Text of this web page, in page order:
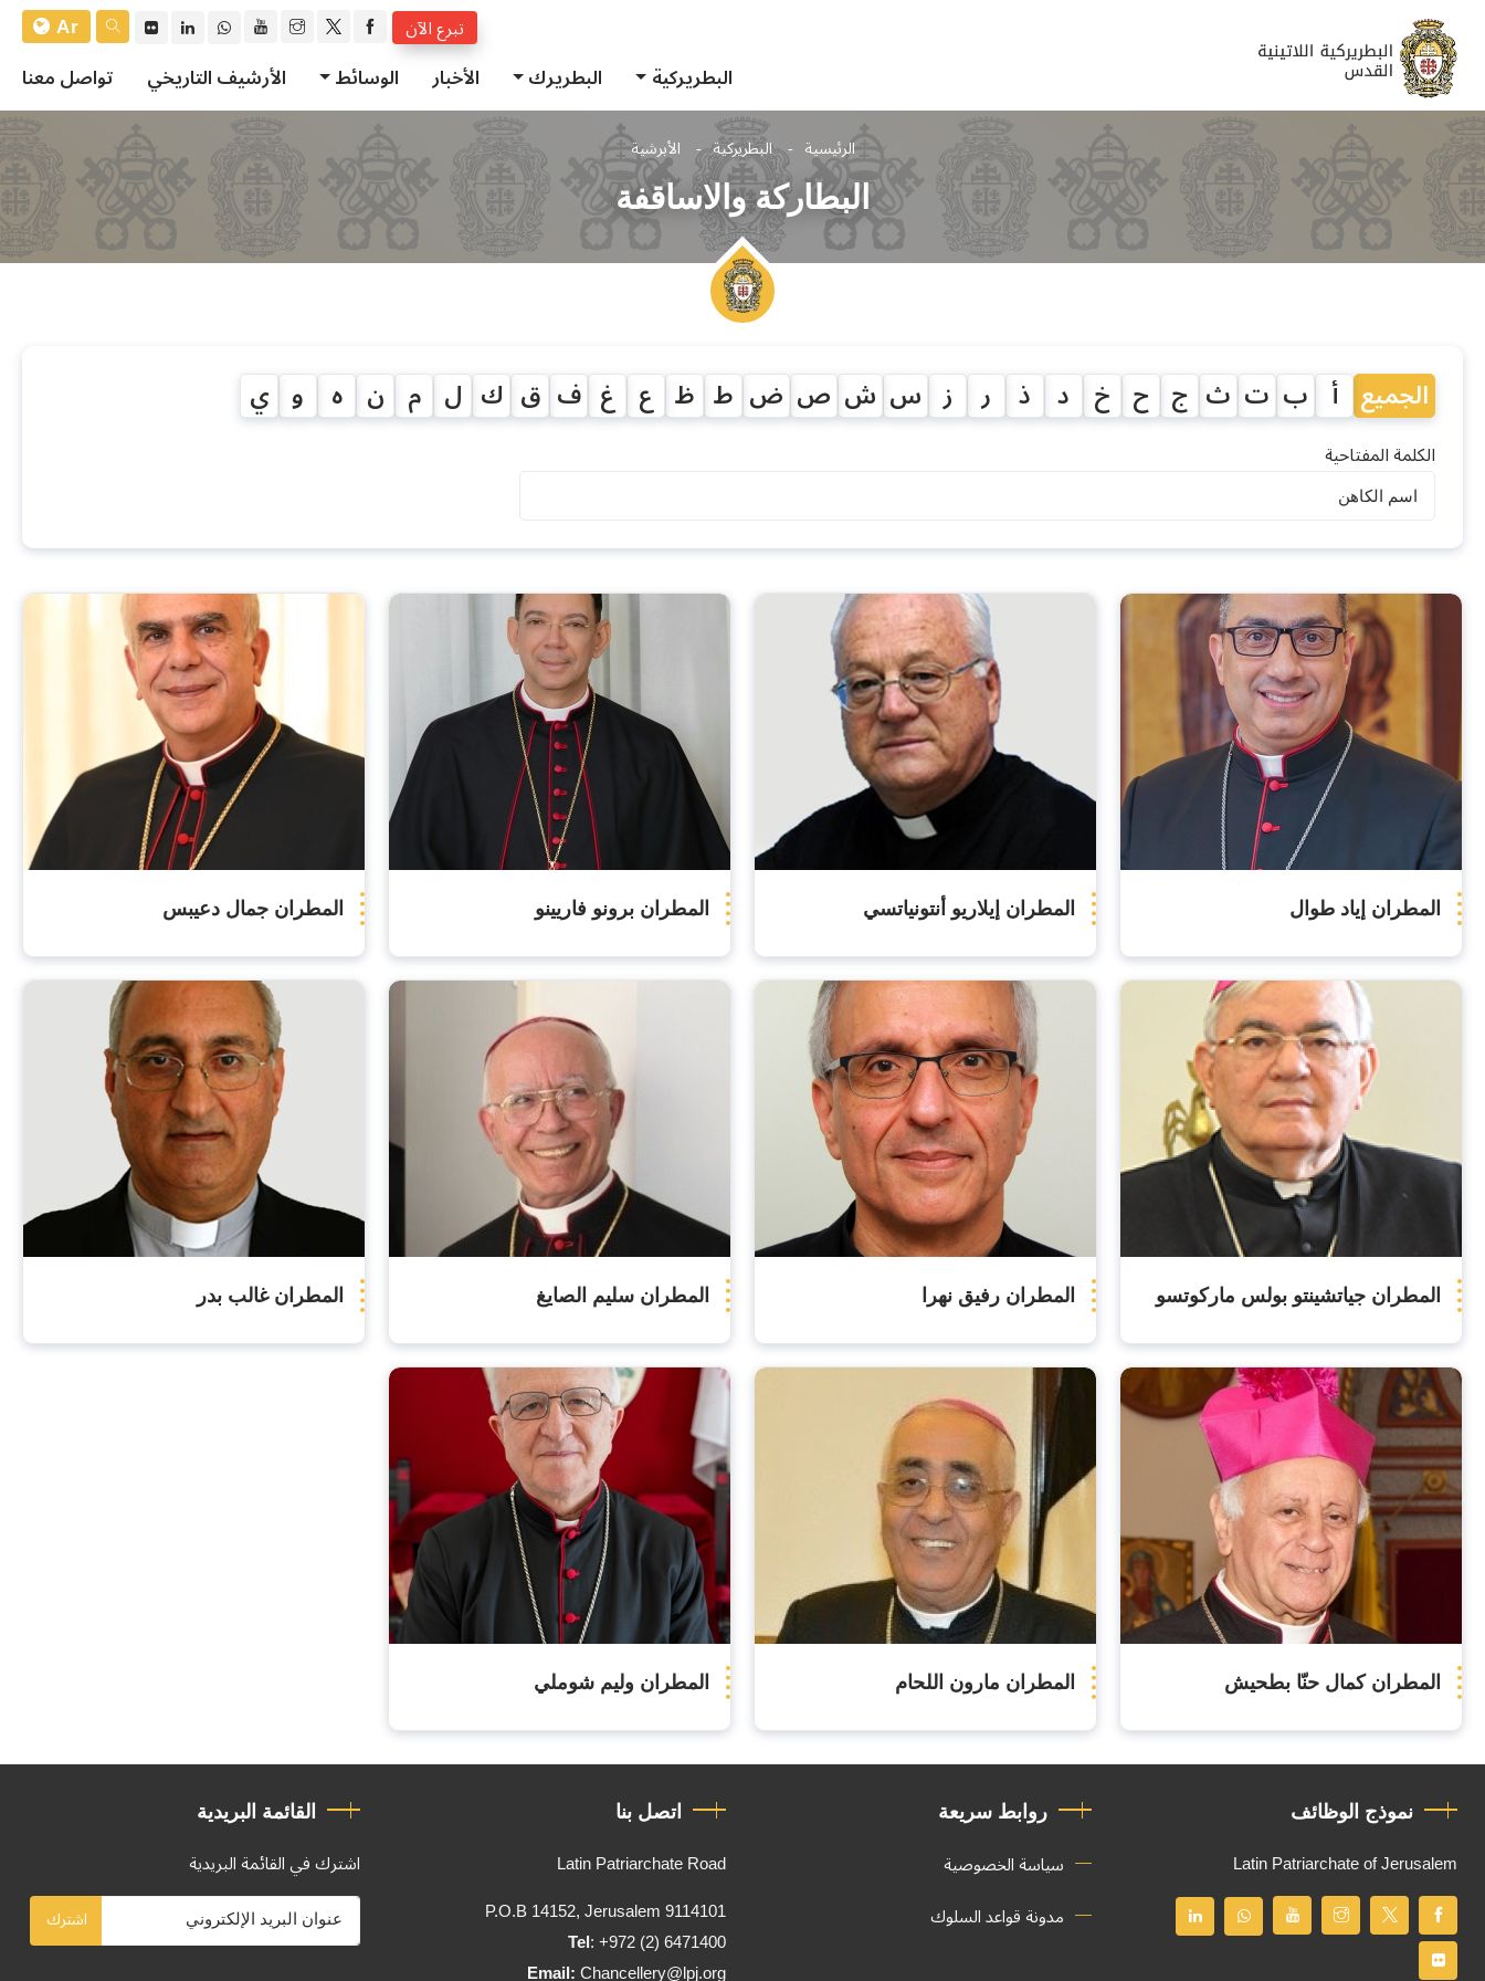
تبرع الآن
Ar
البطريركية
البطريرك الأخبار الوسائط الأرشيف التاريخي تواصل معنا
الرئيسية البطريركية الأبرشية
البطاركة والاساقفة
الجميع أ ب ت ث ج ح خ د ذ ر ز س ش ص ض ط ظ ع غ ف ق ك ل م ن ه و ي
الكلمة المفتاحية
البطاركة
والاساقفة
المطران إياد طوال المطران إيلاريو أنتونياتسي المطران برونو فاريينو المطران جمال دعيبس
المطران جياتشينتو بولس ماركوتسو المطران رفيق نهرا المطران سليم الصايغ المطران غالب بدر
المطران كمال حنّا بطحيش المطران مارون اللحام المطران وليم شوملي
نموذج الوظائف
Latin Patriarchate of Jerusalem
روابط سريعة
سياسة الخصوصية
مدونة قواعد السلوك
اتصل بنا
Latin Patriarchate Road
P.O.B 14152, Jerusalem 9114101
Tel: +972 (2) 6471400
Email:Chancellery@lpj.org
القائمة البريدية
اشترك في القائمة البريدية
اشترك